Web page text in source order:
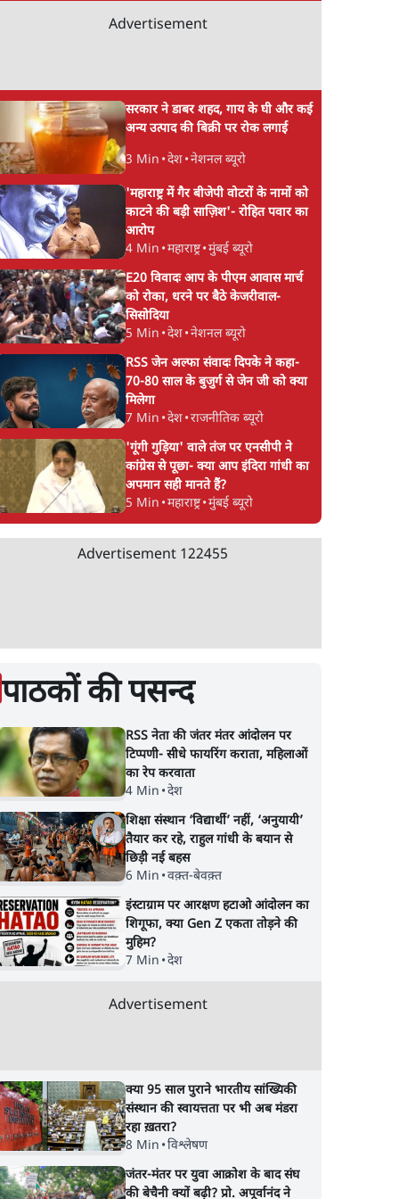
Advertisement
सरकार ने डाबर शहद, गाय के घी और कई
अन्य उत्पाद की बिक्री पर रोक लगाई
3 Min •देश•नेशनल ब्यूरो
'महाराष्ट्र में गैर बीजेपी वोटरों के नामों को
काटने की बड़ी साज़िश'- रोहित पवार का
आरोप
4 Min •महाराष्ट्र•मुंबई ब्यूरो
E20 विवादः आप के पीएम आवास मार्च
को रोका, धरने पर बैठे केजरीवाल-
सिसोदिया
5 Min •देश•नेशनल ब्यूरो
RSS जेन अल्फा संवादः दिपके ने कहा-
70-80 साल के बुजुर्ग से जेन जी को क्या
मिलेगा
7 Min •देश•राजनीतिक ब्यूरो
'गूंगी गुड़िया' वाले तंज पर एनसीपी ने
कांग्रेस से पूछा- क्या आप इंदिरा गांधी का
अपमान सही मानते हैं?
5 Min •महाराष्ट्र•मुंबई ब्यूरो
Advertisement 122455
पाठकों की पसन्द
RSS नेता की जंतर मंतर आंदोलन पर
टिप्पणी- सीधे फायरिंग कराता, महिलाओं
का रेप करवाता
4 Min •देश
शिक्षा संस्थान ‘विद्यार्थी’ नहीं, ‘अनुयायी’
तैयार कर रहे, राहुल गांधी के बयान से
छिड़ी नई बहस
6 Min •वक़्त-बेवक़्त
इंस्टाग्राम पर आरक्षण हटाओ आंदोलन का
शिगूफा, क्या Gen Z एकता तोड़ने की
मुहिम?
7 Min •देश
Advertisement
क्या 95 साल पुराने भारतीय सांख्यिकी
संस्थान की स्वायत्तता पर भी अब मंडरा
रहा ख़तरा?
8 Min •विश्लेषण
जंतर-मंतर पर युवा आक्रोश के बाद संघ
की बेचैनी क्यों बढ़ी? प्रो. अपूर्वानंद ने